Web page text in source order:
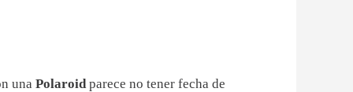
una Polaroidparece no tener fecha de